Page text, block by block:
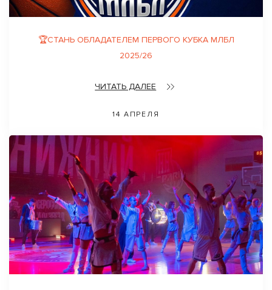
🏆СТАНЬ ОБЛАДАТЕЛЕМ ПЕРВОГО КУБКА МЛБЛ
2025/26
ЧИТАТЬ ДАЛЕЕ
14 АПРЕЛЯ